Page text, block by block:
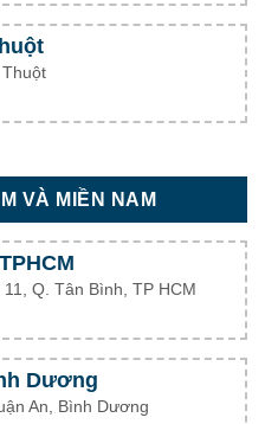
VÀ MIỀN NAM
Q. Tân Bình, TP HCM
Dương
An, Bình Dương